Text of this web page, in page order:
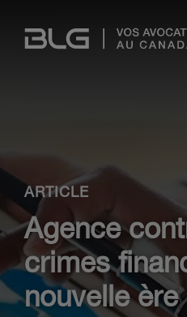
Links
ARTICLE
Agence
crimes
nouvelle ère